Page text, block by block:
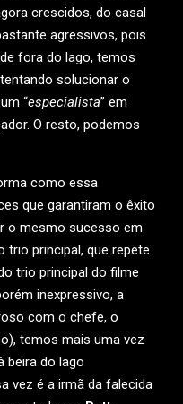
crescidos, do casal
agressivos, pois
fora do lago, temos
solucionar o
“especialista” em
O resto, podemos
como essa
que garantiram o êxito
o mesmo sucesso em
trio principal, que repete
trio principal do filme
inexpressivo, a
com o chefe, o
temos mais uma vez
beira do lago
vez é a irmã da falecida